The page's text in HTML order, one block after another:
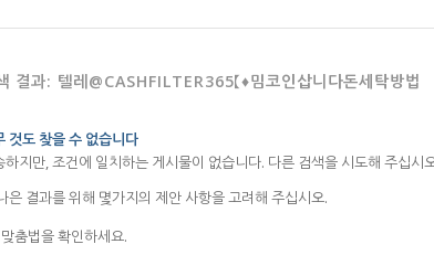
결과: 텔레@CASHFILTER365【♦밈코인삽니다돈세탁방법
것도 찾을 수 없습니다
하지만, 조건에 일치하는 게시물이 없습니다. 다른 검색을 시도해 주십시
은 결과를 위해 몇가지의 제안 사항을 고려해 주십시오.
맞춤법을 확인하세요.